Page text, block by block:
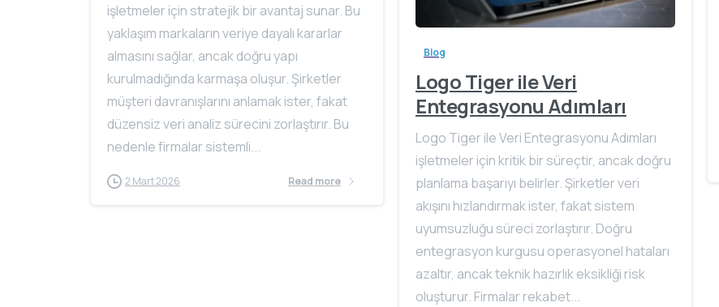
işletmeler için stratejik bir avantaj sunar. Bu
yaklaşım markaların veriye dayalı kararlar
almasını sağlar, ancak doğru yapı
kurulmadığında karmaşa oluşur. Şirketler
müşteri davranışlarını anlamak ister, fakat
düzensiz veri analiz sürecini zorlaştırır. Bu
nedenle firmalar sistemli...
2 Mart 2026 Read more
Blog
Logo Tiger ile Veri
Entegrasyonu Adımları
Logo Tiger ile Veri Entegrasyonu Adımları
işletmeler için kritik bir süreçtir, ancak doğru
planlama başarıyı belirler. Şirketler veri
akışını hızlandırmak ister, fakat sistem
uyumsuzluğu süreci zorlaştırır. Doğru
entegrasyon kurgusu operasyonel hataları
azaltır, ancak teknik hazırlık eksikliği risk
oluşturur. Firmalar rekabet...